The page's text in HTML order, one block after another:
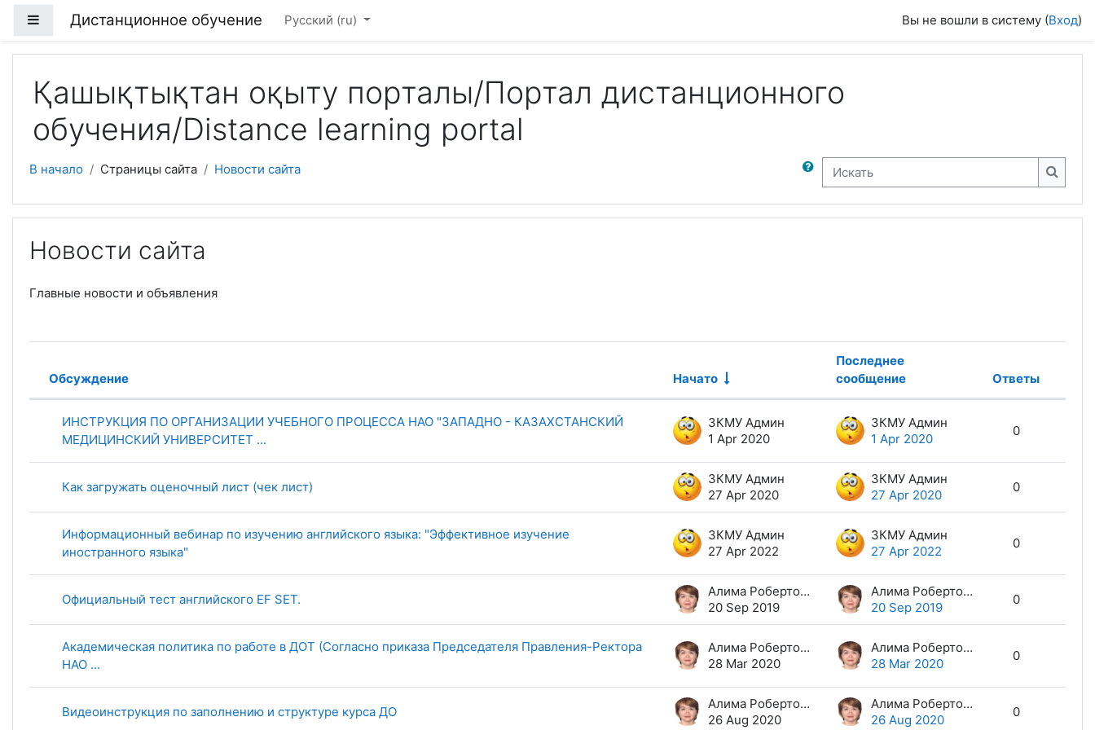
Боковая панель
Дистанционное обучение Русский ‎(ru)‎ Вы не вошли в систему (Вход)
Қашықтықтан оқыту порталы/Портал дистанционного
обучения/Distance learning portal
В начало Страницы сайта Новости сайта
Искать
Искать
Новости сайта
Главные новости и объявления
Список обсуждений. Показано 6 из 6 обсуждений
Статус
Обсуждение Начато
Последнее
сообщение
Ответы
ИНСТРУКЦИЯ ПО ОРГАНИЗАЦИИ УЧЕБНОГО ПРОЦЕССА НАО "ЗАПАДНО - КАЗАХСТАНСКИЙ
МЕДИЦИНСКИЙ УНИВЕРСИТЕТ ...
ЗКМУ Админ
1 Apr 2020
ЗКМУ Админ
1 Apr 2020
0
Как загружать оценочный лист (чек лист)
ЗКМУ Админ
27 Apr 2020
ЗКМУ Админ
27 Apr 2020
0
Информационный вебинар по изучению английского языка: "Эффективное изучение
иностранного языка"
ЗКМУ Админ
27 Apr 2022
ЗКМУ Админ
27 Apr 2022
0
Официальный тест английского EF SET.
Алима Робертовна Кашкинбаева
20 Sep 2019
Алима Робертовна Кашкинбаева
20 Sep 2019
0
Академическая политика по работе в ДОТ (Согласно приказа Председателя Правления-Ректора
НАО ...
Алима Робертовна Кашкинбаева
28 Mar 2020
Алима Робертовна Кашкинбаева
28 Mar 2020
0
Видеоинструкция по заполнению и структуре курса ДО
Алима Робертовна Кашкинбаева
26 Aug 2020
Алима Робертовна Кашкинбаева
26 Aug 2020
0